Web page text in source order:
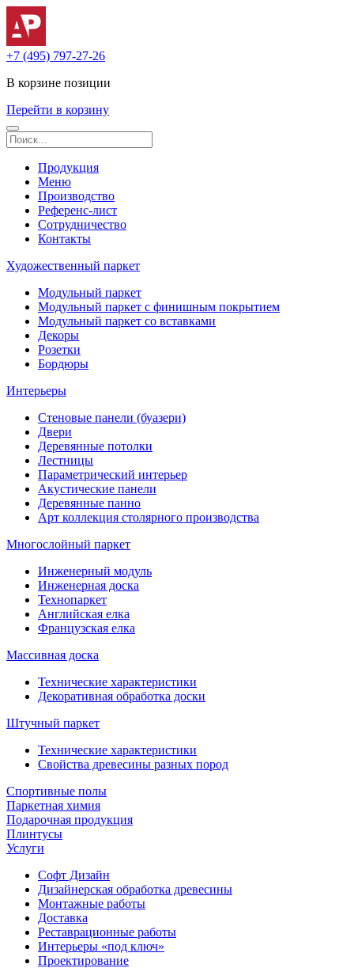
+7 (495) 797-27-26
В корзине позиции
Перейти в корзину
Продукция
Меню
Производство
Референс-лист
Сотрудничество
Контакты
Художественный паркет
Модульный паркет
Модульный паркет с финишным покрытием
Модульный паркет со вставками
Декоры
Розетки
Бордюры
Интерьеры
Стеновые панели (буазери)
Двери
Деревянные потолки
Лестницы
Параметрический интерьер
Акустические панели
Деревянные панно
Арт коллекция столярного производства
Многослойный паркет
Инженерный модуль
Инженерная доска
Технопаркет
Английская елка
Французская елка
Массивная доска
Технические характеристики
Декоративная обработка доски
Штучный паркет
Технические характеристики
Свойства древесины разных пород
Спортивные полы
Паркетная химия
Подарочная продукция
Плинтусы
Услуги
Софт Дизайн
Дизайнерская обработка древесины
Монтажные работы
Доставка
Реставрационные работы
Интерьеры «под ключ»
Проектирование